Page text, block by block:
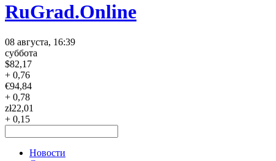
RuGrad.Online
08 августа, 16:39
суббота
$82,17
+ 0,76
€94,84
+ 0,78
zł22,01
+ 0,15
Новости